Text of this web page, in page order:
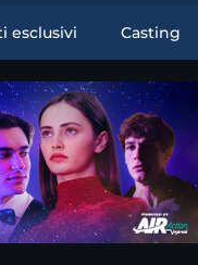
esclusivi Casting